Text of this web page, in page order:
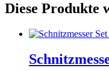
Diese Produkte